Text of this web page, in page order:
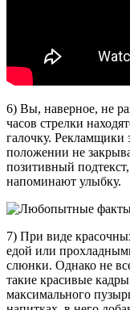
6) Вы, наверное, не
часов стрелки
галочку. Рекламщики
положении не
позитивный
напоминают улыбку.
7) При виде
едой или
слюнки. Однако не
такие красивые
максимального